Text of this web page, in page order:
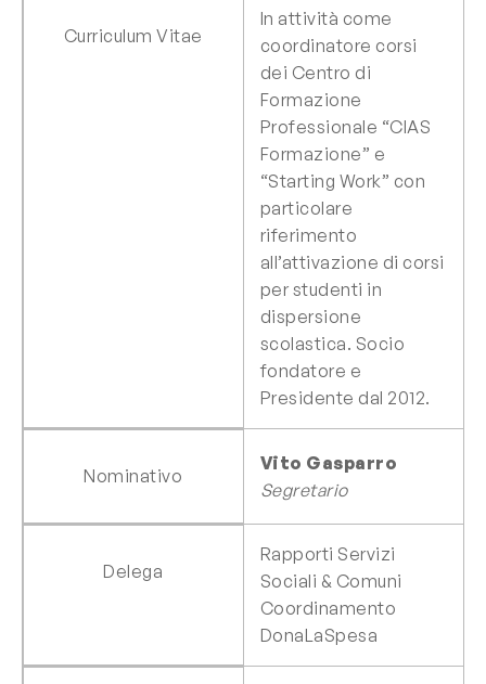
Curriculum Vitae
In attività come
coordinatore corsi
dei Centro di
Formazione
Professionale “CIAS
Formazione” e
“Starting Work” con
particolare
riferimento
all’attivazione di corsi
per studenti in
dispersione
scolastica. Socio
fondatore e
Presidente dal 2012.
Nominativo
Vito Gasparro
Segretario
Delega
Rapporti Servizi
Sociali & Comuni
Coordinamento
DonaLaSpesa